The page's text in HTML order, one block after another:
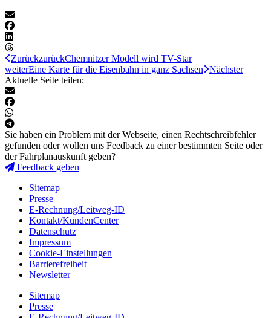
ZurückzurückChemnitzer Modell wird TV-Star
weiterEine Karte für die Eisenbahn in ganz Sachsen
Nächster
Aktuelle Seite teilen:
Sie haben ein Problem mit der Webseite, einen Rechtschreibfehler
gefunden oder wollen uns Feedback zu einer bestimmten Seite oder
der Fahrplanauskunft geben?
Feedback geben
Sitemap
Presse
E-Rechnung/Leitweg-ID
Kontakt/KundenCenter
Datenschutz
Impressum
Cookie-Einstellungen
Barrierefreiheit
Newsletter
Sitemap
Presse